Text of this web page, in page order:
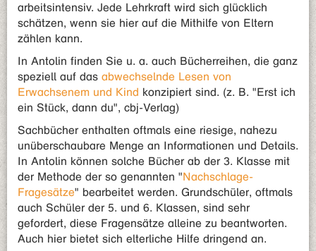
arbeitsintensiv. Jede Lehrkraft wird sich glücklich
schätzen, wenn sie hier auf die Mithilfe von Eltern
zählen kann.
In Antolin finden Sie u. a. auch Bücherreihen, die ganz
speziell auf das abwechselnde Lesen von
Erwachsenem und Kind konzipiert sind. (z. B. "Erst ich
ein Stück, dann du", cbj-Verlag)
Sachbücher enthalten oftmals eine riesige, nahezu
unüberschaubare Menge an Informationen und Details.
In Antolin können solche Bücher ab der 3. Klasse mit
der Methode der so genannten "Nachschlage-
Fragesätze" bearbeitet werden. Grundschüler, oftmals
auch Schüler der 5. und 6. Klassen, sind sehr
gefordert, diese Fragensätze alleine zu beantworten.
Auch hier bietet sich elterliche Hilfe dringend an.